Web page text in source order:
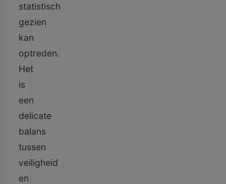
statistisch
gezien
kan
optreden.
Het
is
een
delicate
balans
tussen
veiligheid
en